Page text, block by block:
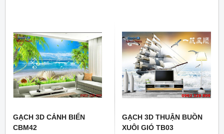
GẠCH 3D CẢNH BIỂN
CBM42
GẠCH 3D THUẬN BUỒN
XUÔI GIÓ TB03